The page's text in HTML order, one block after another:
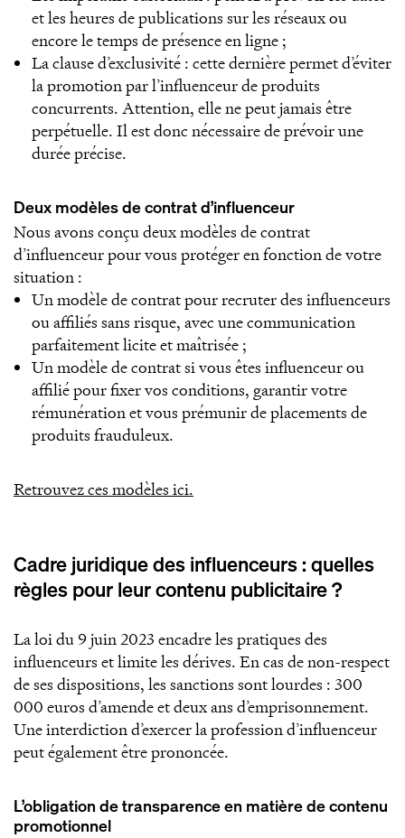
et les heures de publications sur les réseaux ou
encore le temps de présence en ligne ;
La clause d’exclusivité : cette dernière permet d’éviter
la promotion par l’influenceur de produits
concurrents. Attention, elle ne peut jamais être
perpétuelle. Il est donc nécessaire de prévoir une
durée précise.
Deux modèles de contrat d’influenceur
Nous avons conçu deux modèles de contrat
d’influenceur pour vous protéger en fonction de votre
situation :
Un modèle de contrat pour recruter des influenceurs
ou affiliés sans risque, avec une communication
parfaitement licite et maîtrisée ;
Un modèle de contrat si vous êtes influenceur ou
affilié pour fixer vos conditions, garantir votre
rémunération et vous prémunir de placements de
produits frauduleux.
Retrouvez ces modèles ici.
Cadre juridique des influenceurs : quelles
règles pour leur contenu publicitaire ?
La loi du 9 juin 2023 encadre les pratiques des
influenceurs et limite les dérives. En cas de non-respect
de ses dispositions, les sanctions sont lourdes : 300
000 euros d’amende et deux ans d’emprisonnement.
Une interdiction d’exercer la profession d’influenceur
peut également être prononcée.
L’obligation de transparence en matière de contenu
promotionnel